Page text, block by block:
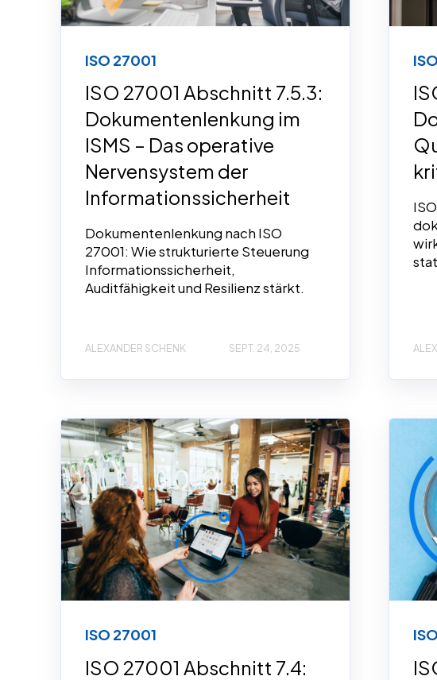
ISO 27001
ISO 27001 Abschnitt 7.5.3:
Dokumentenlenkung im
ISMS – Das operative
Nervensystem der
Informationssicherheit
Dokumentenlenkung nach ISO
27001: Wie strukturierte Steuerung
Informationssicherheit,
Auditfähigkeit und Resilienz stärkt.
ALEXANDER SCHENK SEPT. 24, 2025
ISO 27001
ISO 27001 Abschnitt 7.4: